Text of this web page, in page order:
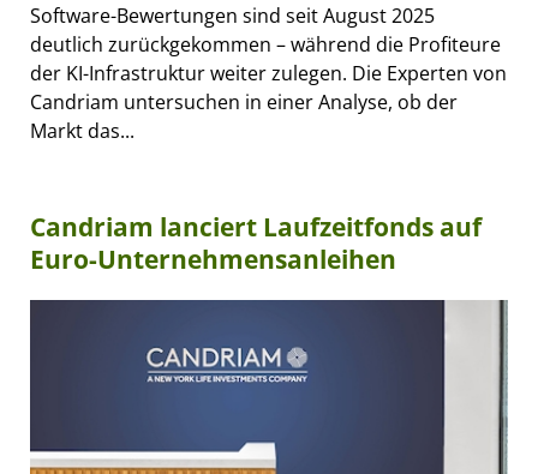
Software-Bewertungen sind seit August 2025
deutlich zurückgekommen – während die Profiteure
der KI-Infrastruktur weiter zulegen. Die Experten von
Candriam untersuchen in einer Analyse, ob der
Markt das...
Candriam lanciert Laufzeitfonds auf
Euro-Unternehmensanleihen